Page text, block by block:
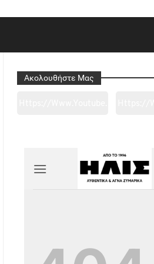
Ακολουθήστε Μας
2ge3sheyTkgpAkeBan